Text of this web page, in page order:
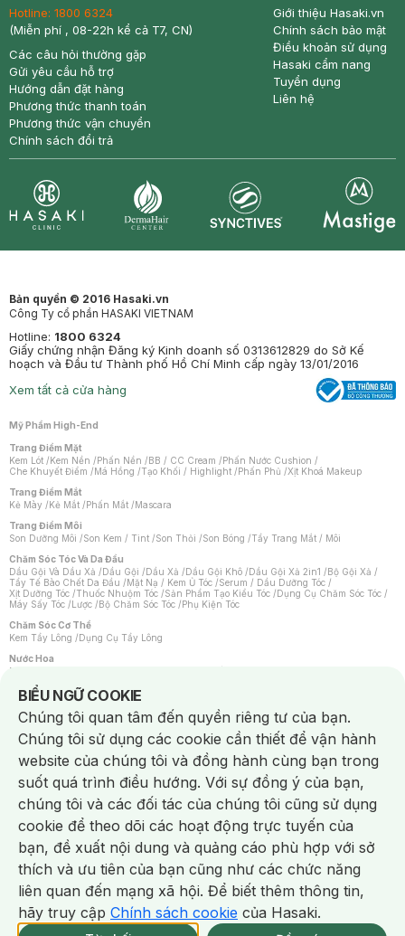
NowFree 2H Giao Nhanh Miễn Phí 2H Xem chi tiết
Hotline: 1800 6324
(Miễn phí , 08-22h kể cả T7, CN)
Các câu hỏi thường gặp
Gửi yêu cầu hỗ trợ
Hướng dẫn đặt hàng
Phương thức thanh toán
Phương thức vận chuyển
Chính sách đổi trả
Giới thiệu Hasaki.vn
Chính sách bảo mật
Điều khoản sử dụng
Hasaki cẩm nang
Tuyển dụng
Liên hệ
Bản quyền © 2016 Hasaki.vn
Công Ty cổ phần HASAKI VIETNAM
Hotline: 1800 6324
Giấy chứng nhận Đăng ký Kinh doanh số 0313612829 do Sở Kế
hoạch và Đầu tư Thành phố Hồ Chí Minh cấp ngày 13/01/2016
Xem tất cả cửa hàng
Mỹ Phẩm High-End
Trang Điểm Mặt
Kem Lót /Kem Nền /Phấn Nền /BB / CC Cream /Phấn Nước Cushion /
Che Khuyết Điểm /Má Hồng /Tạo Khối / Highlight /Phấn Phủ /Xịt Khoá Makeup
Trang Điểm Mắt
Kẻ Mày /Kẻ Mắt /Phấn Mắt /Mascara
Trang Điểm Môi
Son Dưỡng Môi /Son Kem / Tint /Son Thỏi /Son Bóng /Tẩy Trang Mắt / Môi
Chăm Sóc Tóc Và Da Đầu
Dầu Gội Và Dầu Xả /Dầu Gội /Dầu Xả /Dầu Gội Khô /Dầu Gội Xả 2in1 /Bộ Gội Xả /
Tẩy Tế Bào Chết Da Đầu /Mặt Nạ / Kem Ủ Tóc /Serum / Dầu Dưỡng Tóc /
Xịt Dưỡng Tóc /Thuốc Nhuộm Tóc /Sản Phẩm Tạo Kiểu Tóc /Dụng Cụ Chăm Sóc Tóc /
Máy Sấy Tóc /Lược /Bộ Chăm Sóc Tóc /Phụ Kiện Tóc
Chăm Sóc Cơ Thể
Kem Tẩy Lông /Dụng Cụ Tẩy Lông
Nước Hoa
Nước Hoa Nữ
Chăm Sóc Cá Nhân
Chống Muỗi /Khẩu Trang /Máy Massage/Mặt Nạ Xông Hơi /Nước Rửa Tay/
Sản Phẩm Chăm Sóc Khác /Bàn Chải Đánh Răng /Bàn Chải Điện/
Hỗ Trợ Trắng Răng/Kem Đánh Răng /Máy Tăm Nước/ Nước Súc Miệng/
Tăm / Chỉ Nha Khoa/ Xịt Thơm Miệng / Dung Dịch Vệ Sinh/Dưỡng Vùng Kín/
Khăn Ướt Vệ Sinh Vùng Kín/Băng Vệ Sinh/Tampon/Bọt Cạo Râu /Dao Cạo Râu/
Máy Cạo Râu
Vấn Đề Về Da
Da Dầu / Lỗ Chân Lông To/ Da Khô / Mất Nước/ Da Lão Hóa/ Da Mụn/
Da Nhạy Cảm / Kích Ứng
Da Xỉn Màu Thâm / Nám / Tàn Nhang
Quầng Thâm & Bọng Mắt /Sẹo /Viêm Da Cơ Địa
Dụng Cụ / Phụ Kiện Chăm Sóc Da
Bông Tẩy Trang
Khăn Lau Mặt Khô Dụng Cụ / Máy Rửa Mặt Máy Chăm Sóc Da
Dụng Cụ Chăm Sóc Khác
BIỂU NGỮ COOKIE
Notice about cookies usage
Chúng tôi quan tâm đến quyền riêng tư của bạn.
Chúng tôi sử dụng các cookie cần thiết để vận hành
website của chúng tôi và đồng hành cùng bạn trong
suốt quá trình điều hướng. Với sự đồng ý của bạn,
chúng tôi và các đối tác của chúng tôi cũng sử dụng
cookie để theo dõi các hoạt động trực tuyến của
bạn, đề xuất nội dung và quảng cáo phù hợp với sở
thích và ưu tiên của bạn cũng như các chức năng
liên quan đến mạng xã hội. Để biết thêm thông tin,
hãy truy cập Chính sách cookie của Hasaki.